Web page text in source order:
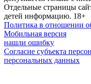
Отдельные страницы
детей информацию. 18+
Политика в отношении
Мобильная версия
нашли ошибку
Согласие субъекта
персональных данных